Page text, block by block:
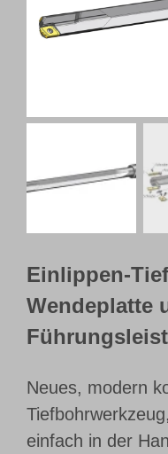
Webshop
Einlippen-
Wendeplatte
Neues, modern
einfach in der